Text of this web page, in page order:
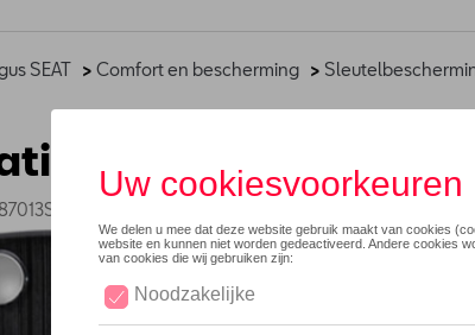
SEAT > Comfort en bescherming >
TOLEDO-